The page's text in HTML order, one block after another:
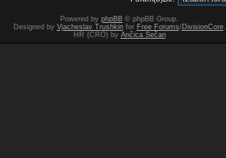
Powered by phpBB © phpBB Group.
Designed by Vjacheslav Trushkinfor Free Forums/DivisionCore.
HR (CRO) by Ančica Sečan